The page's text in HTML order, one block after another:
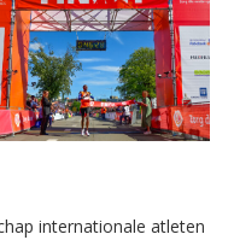
internationale atleten